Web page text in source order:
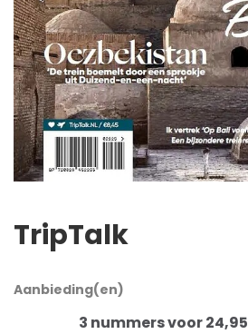
TripTalk
Aanbieding(en)
3 nummers voor 24,95